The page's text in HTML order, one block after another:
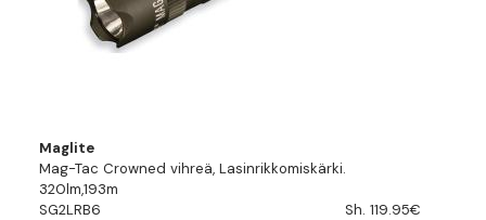
Maglite
Mag-Tac Crowned vihreä, Lasinrikkomiskärki.
320lm,193m
SG2LRB6
Sh. 119.95€